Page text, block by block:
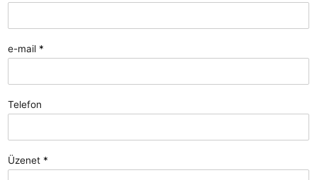
e-mail *
Telefon
Üzenet *